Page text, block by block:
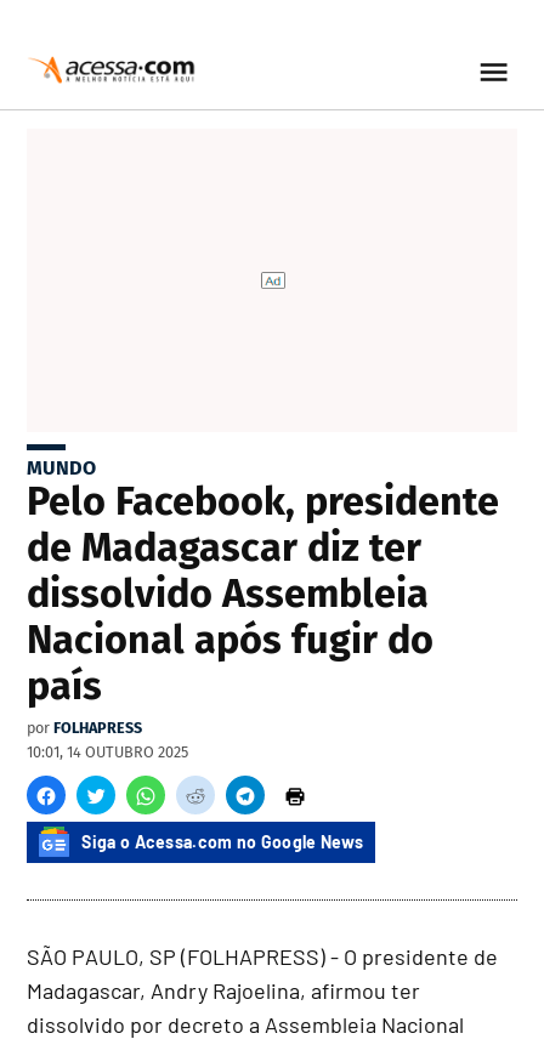
MUNDO
Pelo Facebook, presidente
de Madagascar diz ter
dissolvido Assembleia
Nacional após fugir do
país
por FOLHAPRESS
10:01, 14 OUTUBRO 2025
Siga o Acessa.com no Google News
SÃO PAULO, SP (FOLHAPRESS) - O presidente de
Madagascar, Andry Rajoelina, afirmou ter
dissolvido por decreto a Assembleia Nacional